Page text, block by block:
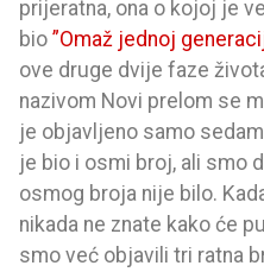
prijeratna, ona o kojoj je
bio ”Omaž jednoj
ove druge dvije faze
nazivom Novi prelom se
je objavljeno samo
je bio i osmi broj, ali smo
osmog broja nije bilo.
nikada ne znate kako će
smo već objavili tri ratna